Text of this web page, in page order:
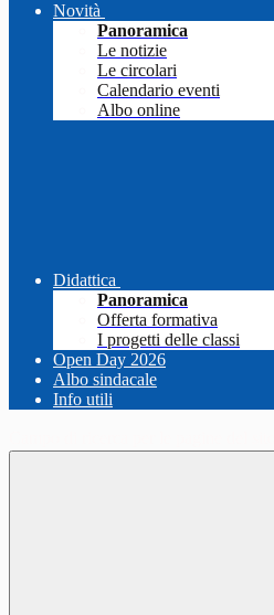
Novità
Panoramica
Le notizie
Le circolari
Calendario eventi
Albo online
Didattica
Panoramica
Offerta formativa
I progetti delle classi
Open Day 2026
Albo sindacale
Info utili